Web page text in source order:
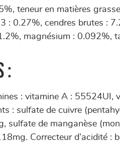
teneur en matières
: 0.27%, cendres brutes :
magnésium : 0.092%,
:
: vitamine A : 55524UI,
: sulfate de cuivre
sulfate de manganèse
Correcteur d’acidité :